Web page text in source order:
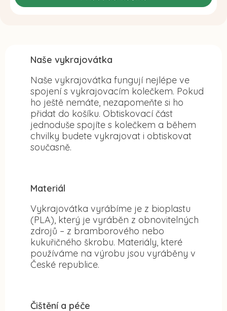
Naše vykrajovátka
Naše vykrajovátka fungují nejlépe ve
spojení s vykrajovacím kolečkem. Pokud
ho ještě nemáte, nezapomeňte si ho
přidat do košíku. Obtiskovací část
jednoduše spojíte s kolečkem a během
chvilky budete vykrajovat i obtiskovat
současně.
Materiál
Vykrajovátka vyrábíme je z bioplastu
(PLA), který je vyráběn z obnovitelných
zdrojů – z bramborového nebo
kukuřičného škrobu. Materiály, které
používáme na výrobu jsou vyráběny v
České republice.
Čištění a péče